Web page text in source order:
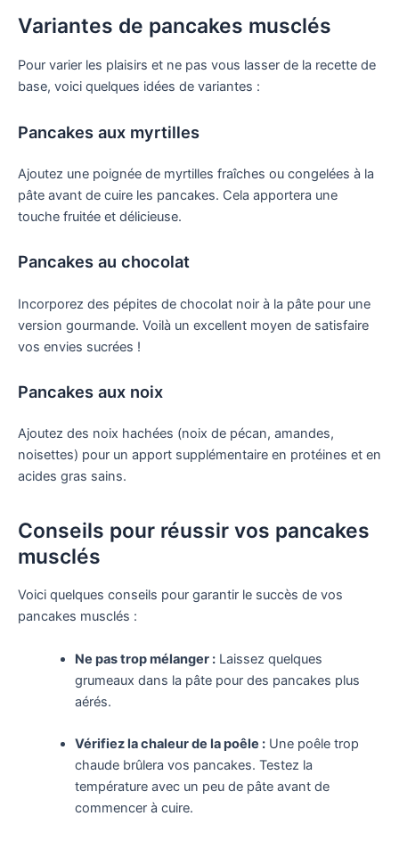
Variantes de pancakes musclés
Pour varier les plaisirs et ne pas vous lasser de la recette de
base, voici quelques idées de variantes :
Pancakes aux myrtilles
Ajoutez une poignée de myrtilles fraîches ou congelées à la
pâte avant de cuire les pancakes. Cela apportera une
touche fruitée et délicieuse.
Pancakes au chocolat
Incorporez des pépites de chocolat noir à la pâte pour une
version gourmande. Voilà un excellent moyen de satisfaire
vos envies sucrées !
Pancakes aux noix
Ajoutez des noix hachées (noix de pécan, amandes,
noisettes) pour un apport supplémentaire en protéines et en
acides gras sains.
Conseils pour réussir vos pancakes
musclés
Voici quelques conseils pour garantir le succès de vos
pancakes musclés :
Ne pas trop mélanger :Laissez quelques
grumeaux dans la pâte pour des pancakes plus
aérés.
Vérifiez la chaleur de la poêle :Une poêle trop
chaude brûlera vos pancakes. Testez la
température avec un peu de pâte avant de
commencer à cuire.